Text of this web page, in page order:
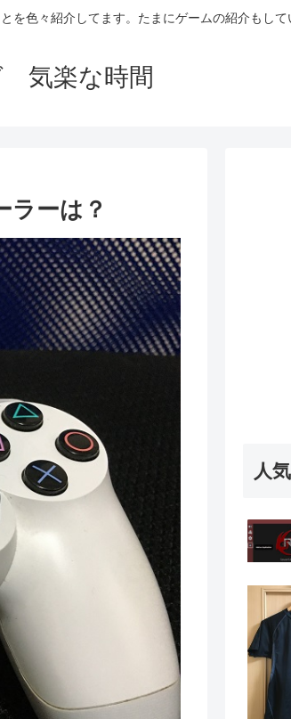
を色々紹介してます。たまにゲームの紹介もして
気楽な時間
ラーは？
人